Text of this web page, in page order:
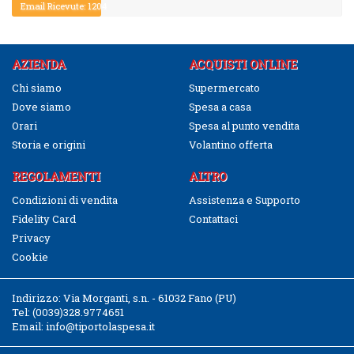
Email Ricevute: 1204
AZIENDA
Chi siamo
Dove siamo
Orari
Storia e origini
ACQUISTI ONLINE
Supermercato
Spesa a casa
Spesa al punto vendita
Volantino offerta
REGOLAMENTI
Condizioni di vendita
Fidelity Card
Privacy
Cookie
ALTRO
Assistenza e Supporto
Contattaci
Indirizzo: Via Morganti, s.n. - 61032 Fano (PU)
Tel: (0039)328.9774651
Email: info@tiportolaspesa.it